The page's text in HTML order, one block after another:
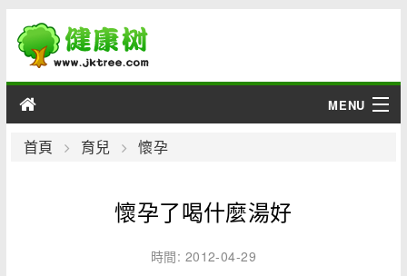
MENU
男性
首頁 育兒 懷孕
懷孕了喝什麼湯好
時間: 2012-04-29